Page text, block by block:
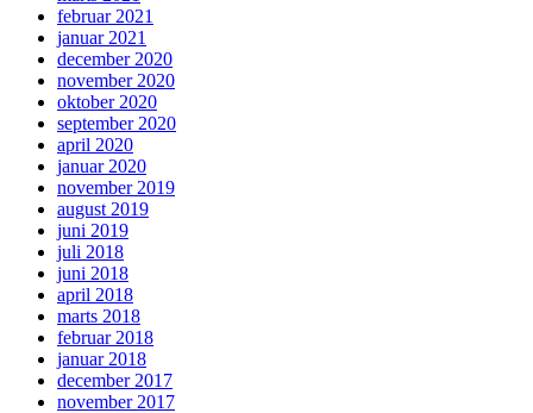
februar 2021
januar 2021
december 2020
november 2020
oktober 2020
september 2020
april 2020
januar 2020
november 2019
august 2019
juni 2019
juli 2018
juni 2018
april 2018
marts 2018
februar 2018
januar 2018
december 2017
november 2017